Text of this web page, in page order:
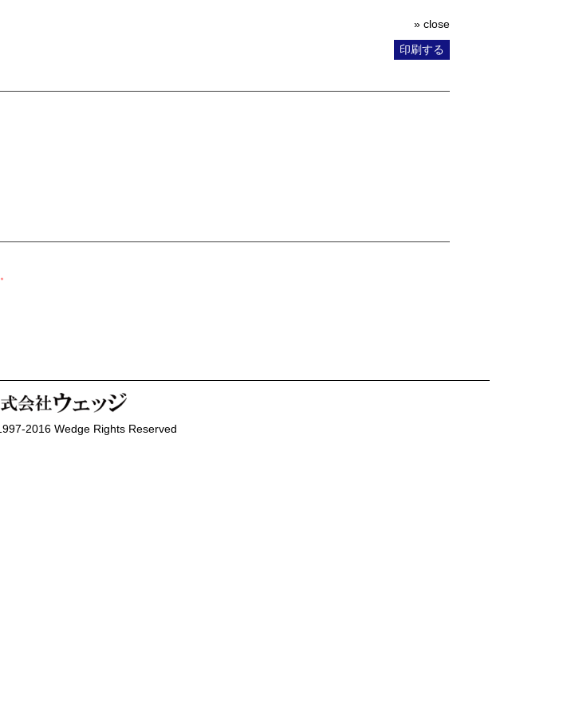
» close
印刷する
2016 Wedge Rights Reserved